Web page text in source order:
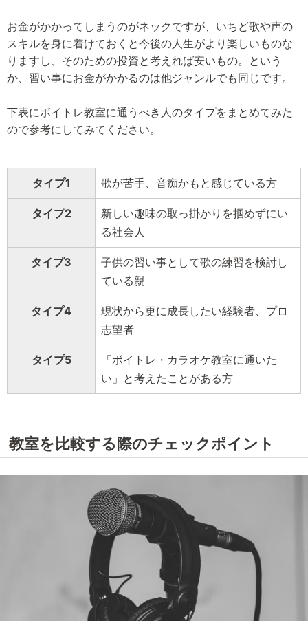
お金がかかってしまうのがネックですが、いちど歌や声の
スキルを身に着けておくと今後の人生がより楽しいものな
りますし、そのための投資と考えれば安いもの。という
か、習い事にお金がかかるのは他ジャンルでも同じです。
下表にボイトレ教室に通うべき人のタイプをまとめてみた
ので参考にしてみてください。
タイプ1 歌が苦手、音痴かもと感じている方
タイプ2
新しい趣味の取っ掛かりを掴めずにい
る社会人
タイプ3
子供の習い事として歌の練習を検討し
ている親
タイプ4
現状から更に成長したい経験者、プロ
志望者
タイプ5
「ボイトレ・カラオケ教室に通いた
い」と考えたことがある方
教室を比較する際のチェックポイント